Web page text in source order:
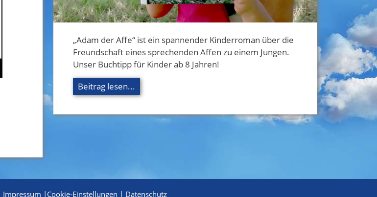
„Adam der Affe“ ist ein spannender Kinderroman über die
Freundschaft eines sprechenden Affen zu einem Jungen.
Unser Buchtipp für Kinder ab 8 Jahren!
Beitrag lesen...
Impressum | Cookie-Einstellungen | Datenschutz